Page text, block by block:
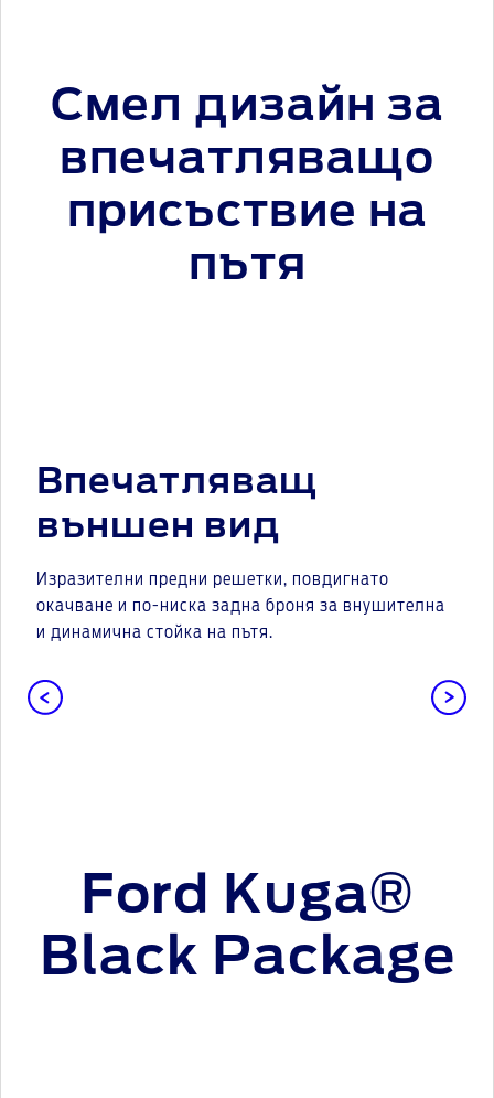
Смел дизайн за
впечатляващо
присъствие на
пътя
Впечатляващ
външен вид
Изразителни предни решетки, повдигнато
окачване и по-ниска задна броня за внушителна
и динамична стойка на пътя.
Ford Kuga®
Black Package